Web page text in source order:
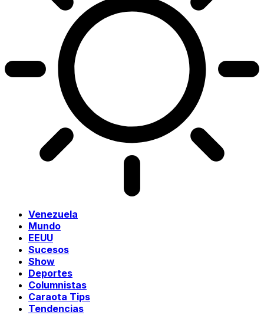
Venezuela
Mundo
EEUU
Sucesos
Show
Deportes
Columnistas
Caraota Tips
Tendencias